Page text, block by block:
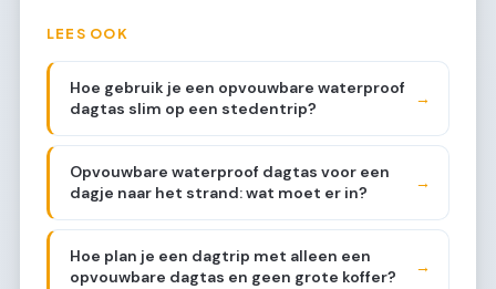
LEES OOK
Hoe gebruik je een opvouwbare waterproof
dagtas slim op een stedentrip?
→
Opvouwbare waterproof dagtas voor een
dagje naar het strand: wat moet er in?
→
Hoe plan je een dagtrip met alleen een
opvouwbare dagtas en geen grote koffer?
→